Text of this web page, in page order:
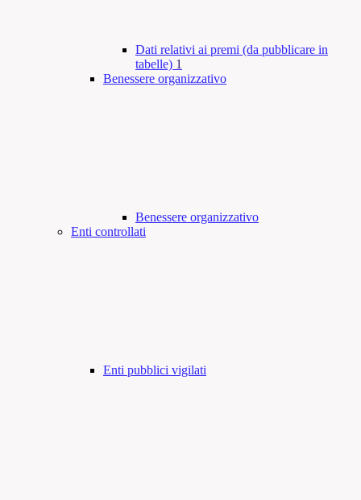
Dati relativi ai premi (da pubblicare in
tabelle) 1
Benessere organizzativo
Benessere organizzativo
Enti controllati
Enti pubblici vigilati